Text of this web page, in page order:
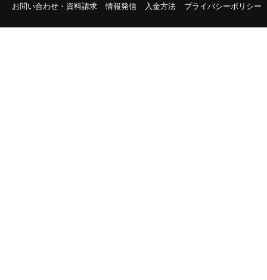
お問い合わせ・資料請求
情報発信 入金方法 プライバシーポリシー